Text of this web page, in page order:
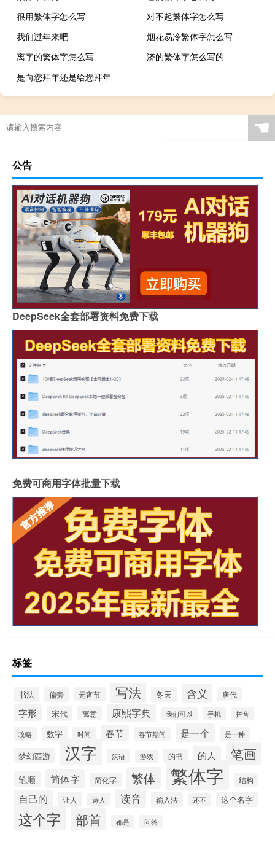
很用繁体字怎么写
对不起繁体字怎么写
我们过年来吧
烟花易冷繁体字怎么写
离字的繁体字怎么写
济的繁体字怎么写的
是向您拜年还是给您拜年
☚
公告
DeepSeek全套部署资料免费下载
免费可商用字体批量下载
标签
书法 偏旁 元宵节 写法 冬天 含义 唐代
字形 宋代 寓意 康熙字典 我们可以 手机 拼音
攻略 数字 时间 春节 春节期间 是一个 是一种
梦幻西游 汉字 汉语 游戏 的书 的人 笔画
笔顺 简体字 简化字 繁体 繁体字 结构
自己的 让人 诗人 读音 输入法 还不 这个名字
这个字 部首 都是 问答